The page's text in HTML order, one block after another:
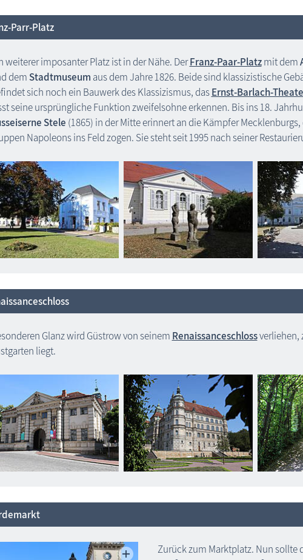
Parr-Platz
weiterer imposanter Platz ist in der Nähe. DerFranz-Paar-Platzmit dem
dem Stadtmuseum aus dem Jahre 1826. Beide sind klassizistische
sich noch ein Bauwerk des Klassizismus, dasErnst-Barlach-
seine ursprüngliche Funktion zweifelsohne erkennen. Bis ins 18.
Stele (1865) in der Mitte erinnert an die Kämpfer
Napoleons ins Feld zogen. Sie steht seit 1995 nach seiner
Glanz wird Güstrow von seinem Renaissanceschlossverliehen,
liegt.
Zurück zum Marktplatz. Nun sollte